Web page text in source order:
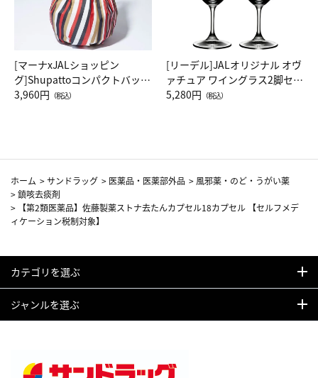
[マーナxJALショッピン
グ]Shupattoコンパクトバッグ
Drop JAL客室乗務員（LC）ス
3,960円 （税込）
[リーデル]JALオリジナル オヴ
ァチュア ワイングラス2脚セッ
ト（レッドワイン）
5,280円 （税込）
ホーム >サンドラッグ > 医薬品・医薬部外品 > 風邪薬・のど・うがい薬
>鎮咳去痰剤
>
【第2類医薬品】佐藤製薬ストナ去たんカプセル18カプセル 【セルフメデ
ィケーション税制対象】
カテゴリを選ぶ
ジャンルを選ぶ